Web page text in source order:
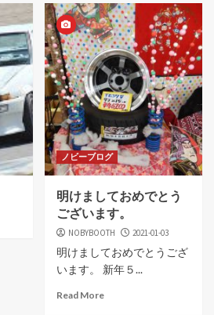
ノビーブログ
明けましておめでとう
ございます。
NOBYBOOTH 2021-01-03
明けましておめでとうござ
います。 新年５...
Read More